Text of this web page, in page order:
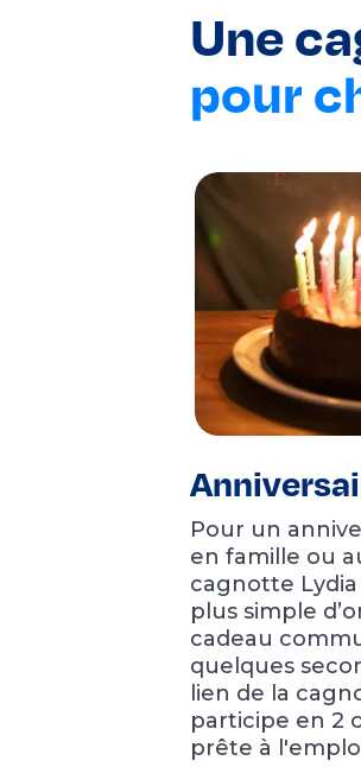
Une
pour
Pour un
en famille ou
cagnotte
plus simple
cadeau
quelques
lien de la
participe en 2
prête à